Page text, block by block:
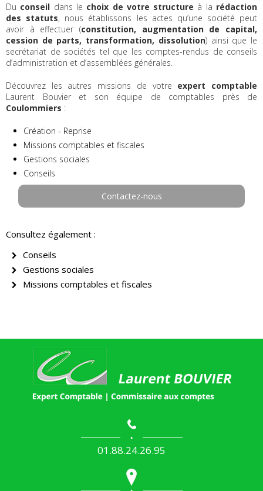
Du conseil dans le choix de votre structure à la rédaction
des statuts, nous établissons les actes qu’une société peut
avoir à effectuer (constitution, augmentation de capital,
cession de parts, transformation, dissolution) ainsi que le
secrétariat de sociétés tel que les comptes-rendus de conseils
d’administration et d’assemblées générales.
Découvrez les autres missions de votre expert comptable
Laurent Bouvier et son équipe de comptables près de
Coulommiers :
Création - Reprise
Missions comptables et fiscales
Gestions sociales
Conseils
Contactez-nous
Consultez également :
Conseils
Gestions sociales
Missions comptables et fiscales
01.88.24.26.95